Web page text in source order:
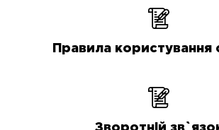
Правила користування